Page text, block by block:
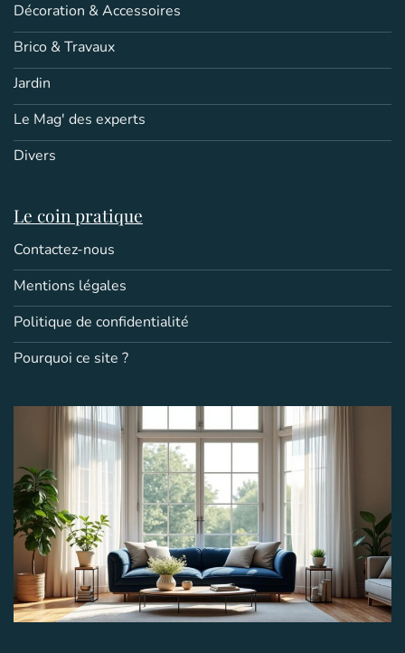
Décoration & Accessoires
Brico & Travaux
Jardin
Le Mag' des experts
Divers
Le coin pratique
Contactez-nous
Mentions légales
Politique de confidentialité
Pourquoi ce site ?